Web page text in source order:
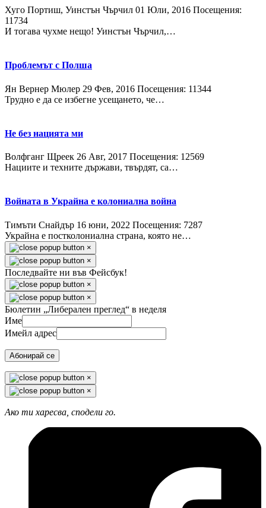
Хуго Портиш, Уинстън Чърчил 01 Юли, 2016 Посещения:
11734
И тогава чухме нещо! Уинстън Чърчил,…
Проблемът с Полша
Ян Вернер Мюлер 29 Фев, 2016 Посещения: 11344
Трудно е да се избегне усещането, че…
Не без нацията ми
Волфганг Щреек 26 Авг, 2017 Посещения: 12569
Нациите и техните държави, твърдят, са…
Войната в Украйна е колониална война
Тимъти Снайдър 16 юни, 2022 Посещения: 7287
Украйна е постколониална страна, която не…
×
×
Последвайте ни във Фейсбук!
×
×
Бюлетин „Либерален преглед“ в неделя
Име
Имейл адрес
Абонирай се
×
×
Ако ти харесва, сподели го.